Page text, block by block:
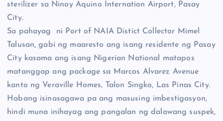
sterilizer sa Ninoy Aquino Internation Airport, Pasay
City.
Sa pahayag ni Port of NAIA Distict Collector Mimel
Talusan, gabi ng maaresto ang isang residente ng Pasay
City kasama ang isang Nigerian National matapos
matanggap ang package sa Marcos Alvarez Avenue
kanto ng Veraville Homes, Talon Singko, Las Pinas City.
Habang isinasagawa pa ang masusing imbestigasyon,
hindi muna inihayag ang pangalan ng dalawang suspek,